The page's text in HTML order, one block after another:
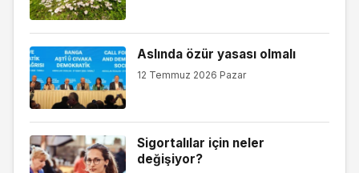
Aslında özür yasası olmalı
12 Temmuz 2026 Pazar
Sigortalılar için neler
değişiyor?